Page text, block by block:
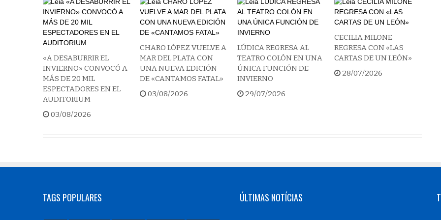
«A DESABURRIR EL
INVIERNO» CONVOCÓ A
MÁS DE 20 MIL
ESPECTADORES EN EL
AUDITORIUM
03/08/2026
CHARO LÓPEZ VUELVE A
MAR DEL PLATA CON
UNA NUEVA EDICIÓN
DE «CANTAMOS FATAL»
03/08/2026
LÚDICA REGRESA AL
TEATRO COLÓN EN UNA
ÚNICA FUNCIÓN DE
INVIERNO
29/07/2026
CECILIA MILONE
REGRESA CON «LAS
CARTAS DE UN LEÓN»
28/07/2026
TAGS POPULARES ÚLTIMAS NOTÍCIAS